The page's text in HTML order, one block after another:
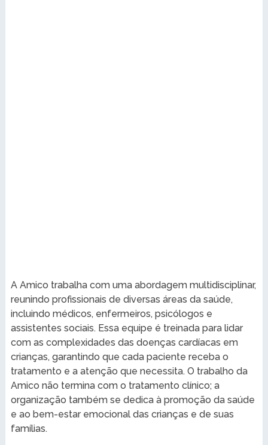
A Amico trabalha com uma abordagem multidisciplinar,
reunindo profissionais de diversas áreas da saúde,
incluindo médicos, enfermeiros, psicólogos e
assistentes sociais. Essa equipe é treinada para lidar
com as complexidades das doenças cardíacas em
crianças, garantindo que cada paciente receba o
tratamento e a atenção que necessita. O trabalho da
Amico não termina com o tratamento clínico; a
organização também se dedica à promoção da saúde
e ao bem-estar emocional das crianças e de suas
famílias.